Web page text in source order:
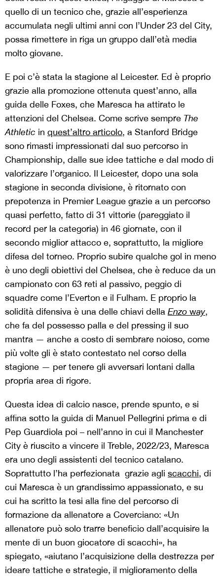
quello di un tecnico che, grazie all’esperienza
accumulata negli ultimi anni con l’Under 23 del City,
possa rimettere in riga un gruppo dall’età media
molto giovane.
E poi c’è stata la stagione al Leicester. Ed è proprio
grazie alla promozione ottenuta quest’anno, alla
guida delle Foxes, che Maresca ha attirato le
attenzioni del Chelsea. Come scrive sempre The
Athletic in quest’altro articolo, a Stanford Bridge
sono rimasti impressionati dal suo percorso in
Championship, dalle sue idee tattiche e dal modo di
valorizzare l’organico. Il Leicester, dopo una sola
stagione in seconda divisione, è ritornato con
prepotenza in Premier League grazie a un percorso
quasi perfetto, fatto di 31 vittorie (pareggiato il
record per la categoria) in 46 giornate, con il
secondo miglior attacco e, soprattutto, la migliore
difesa del torneo. Proprio subire qualche gol in meno
è uno degli obiettivi del Chelsea, che è reduce da un
campionato con 63 reti al passivo, peggio di
squadre come l’Everton e il Fulham. E proprio la
solidità difensiva è una delle chiavi della Enzo way,
che fa del possesso palla e del pressing il suo
mantra — anche a costo di sembrare noioso, come
più volte gli è stato contestato nel corso della
stagione — per tenere gli avversari lontani dalla
propria area di rigore.
Questa idea di calcio nasce, prende spunto, e si
affina sotto la guida di Manuel Pellegrini prima e di
Pep Guardiola poi – nell’anno in cui il Manchester
City è riuscito a vincere il Treble, 2022/23, Maresca
era uno degli assistenti del tecnico catalano.
Soprattutto l’ha perfezionata grazie agli scacchi, di
cui Maresca è un grandissimo appassionato, e su
cui ha scritto la tesi alla fine del percorso di
formazione da allenatore a Coverciano: «Un
allenatore può solo trarre beneficio dall’acquisire la
mente di un buon giocatore di scacchi», ha
spiegato, «aiutano l’acquisizione della destrezza per
ideare tattiche e strategie, il miglioramento della